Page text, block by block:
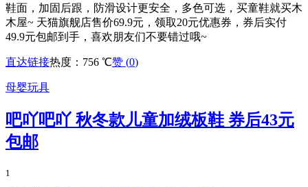
鞋面，加固后跟，防滑设计更安全，多色可选，买童鞋就买木
木屋~ 天猫旗舰店售价69.9元，领取20元优惠券，券后实付
49.9元包邮到手，喜欢朋友们不要错过哦~
直达链接热度：756 ℃赞 (0)
母婴玩具
吧吖吧吖 秋冬款儿童加绒板鞋 券后43元
包邮
1